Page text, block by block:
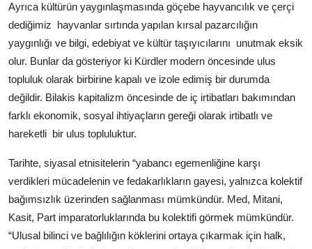
Ayrıca kültürün yaygınlaşmasında göçebe hayvancılık ve çerçi
dediğimiz hayvanlar sırtında yapılan kırsal pazarcılığın
yaygınlığı ve bilgi, edebiyat ve kültür taşıyıcılarını unutmak eksik
olur. Bunlar da gösteriyor ki Kürdler modern öncesinde ulus
topluluk olarak birbirine kapalı ve izole edimiş bir durumda
değildir. Bilakis kapitalizm öncesinde de iç irtibatları bakımından
farklı ekonomik, sosyal ihtiyaçların gereği olarak irtibatlı ve
hareketli bir ulus topluluktur.
Tarihte, siyasal etnisitelerin “yabancı egemenliğine karşı
verdikleri mücadelenin ve fedakarlıkların gayesi, yalnızca kolektif
bağımsızlık üzerinden sağlanması mümkündür. Med, Mitani,
Kasit, Part imparatorluklarında bu kolektifi görmek mümkündür.
“Ulusal bilinci ve bağlılığın köklerini ortaya çıkarmak için halk,